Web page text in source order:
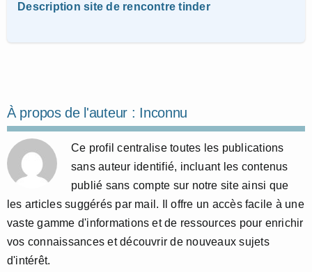
Description site de rencontre tinder
À propos de l'auteur : Inconnu
Ce profil centralise toutes les publications
sans auteur identifié, incluant les contenus
publié sans compte sur notre site ainsi que
les articles suggérés par mail. Il offre un accès facile à une
vaste gamme d'informations et de ressources pour enrichir
vos connaissances et découvrir de nouveaux sujets
d'intérêt.